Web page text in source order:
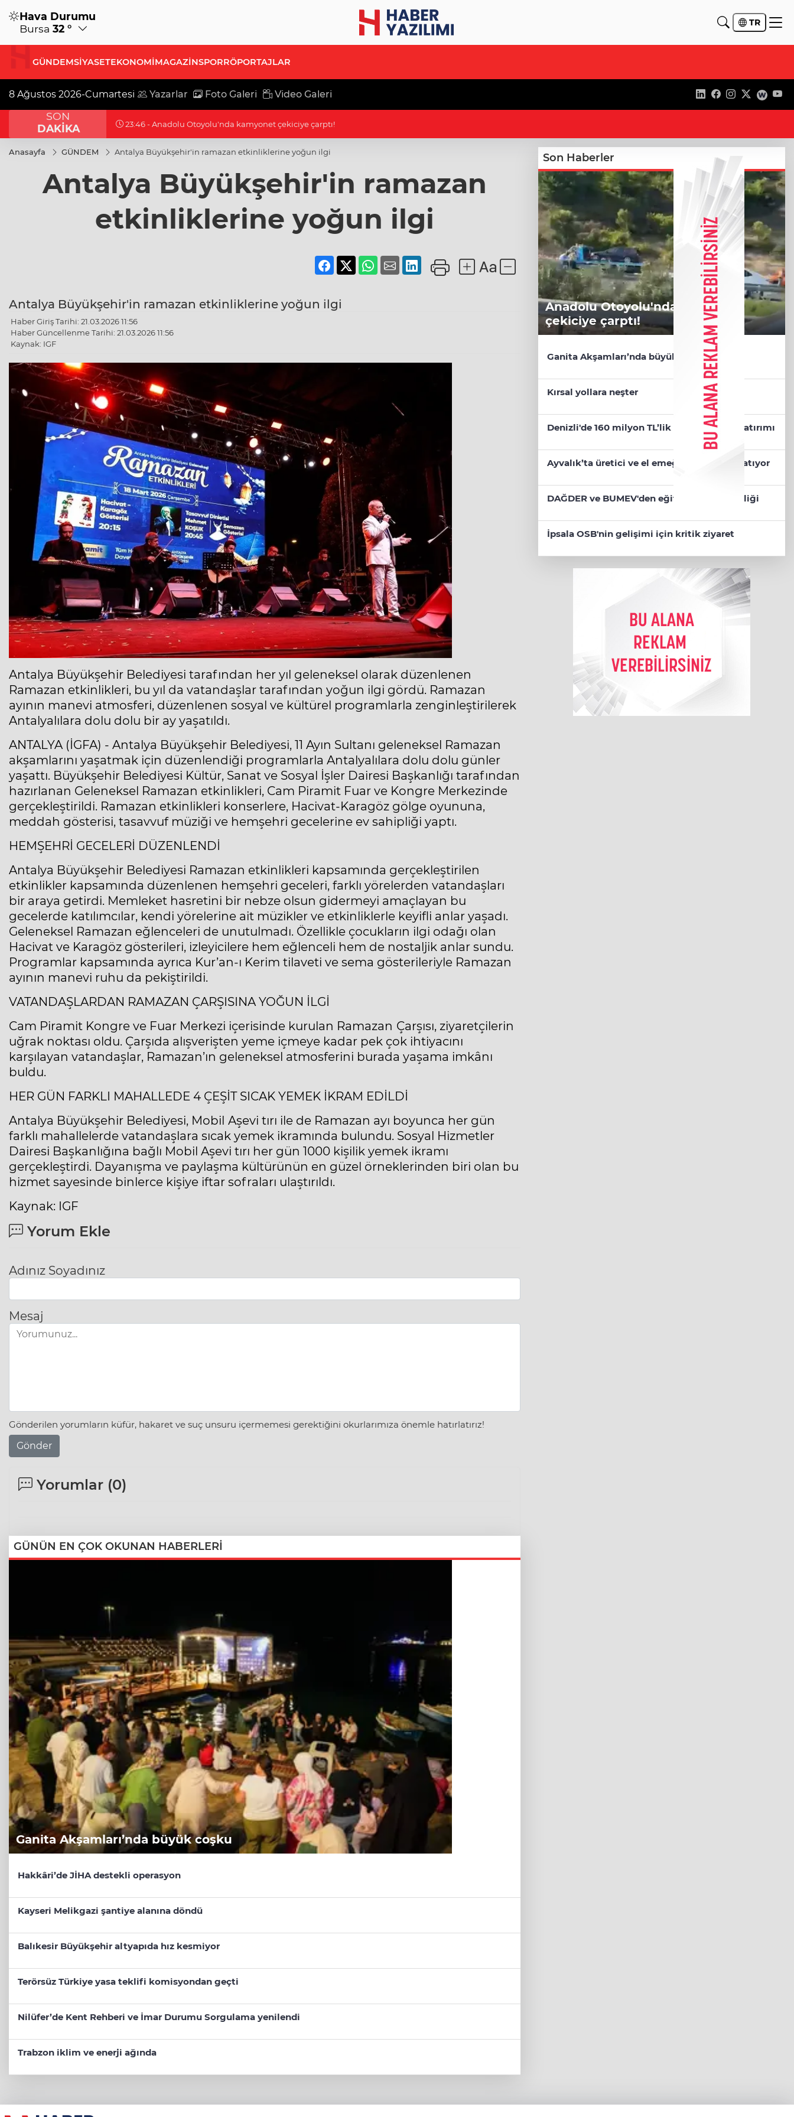
Hava Durumu
Bursa 32 ° TR
GÜNDEMSİYASETEKONOMİMAGAZİNSPORRÖPORTAJLAR
8 Ağustos 2026-Cumartesi Yazarlar Foto Galeri Video Galeri
SON
DAKİKA
19:07 - Ganita Akşamları’nda büyük coşku
Anasayfa GÜNDEM Antalya Büyükşehir'in ramazan etkinliklerine yoğun ilgi
Antalya Büyükşehir'in ramazan
etkinliklerine yoğun ilgi
Antalya Büyükşehir'in ramazan etkinliklerine yoğun ilgi
Haber Giriş Tarihi: 21.03.2026 11:56
Haber Güncellenme Tarihi: 21.03.2026 11:56
Kaynak: IGF
Antalya Büyükşehir Belediyesi tarafından her yıl geleneksel olarak düzenlenen
Ramazan etkinlikleri, bu yıl da vatandaşlar tarafından yoğun ilgi gördü. Ramazan
ayının manevi atmosferi, düzenlenen sosyal ve kültürel programlarla zenginleştirilerek
Antalyalılara dolu dolu bir ay yaşatıldı.
ANTALYA (İGFA) - Antalya Büyükşehir Belediyesi, 11 Ayın Sultanı geleneksel Ramazan
akşamlarını yaşatmak için düzenlendiği programlarla Antalyalılara dolu dolu günler
yaşattı. Büyükşehir Belediyesi Kültür, Sanat ve Sosyal İşler Dairesi Başkanlığı tarafından
hazırlanan Geleneksel Ramazan etkinlikleri, Cam Piramit Fuar ve Kongre Merkezinde
gerçekleştirildi. Ramazan etkinlikleri konserlere, Hacivat-Karagöz gölge oyununa,
meddah gösterisi, tasavvuf müziği ve hemşehri gecelerine ev sahipliği yaptı.
HEMŞEHRİ GECELERİ DÜZENLENDİ
Antalya Büyükşehir Belediyesi Ramazan etkinlikleri kapsamında gerçekleştirilen
etkinlikler kapsamında düzenlenen hemşehri geceleri, farklı yörelerden vatandaşları
bir araya getirdi. Memleket hasretini bir nebze olsun gidermeyi amaçlayan bu
gecelerde katılımcılar, kendi yörelerine ait müzikler ve etkinliklerle keyifli anlar yaşadı.
Geleneksel Ramazan eğlenceleri de unutulmadı. Özellikle çocukların ilgi odağı olan
Hacivat ve Karagöz gösterileri, izleyicilere hem eğlenceli hem de nostaljik anlar sundu.
Programlar kapsamında ayrıca Kur’an-ı Kerim tilaveti ve sema gösterileriyle Ramazan
ayının manevi ruhu da pekiştirildi.
VATANDAŞLARDAN RAMAZAN ÇARŞISINA YOĞUN İLGİ
Cam Piramit Kongre ve Fuar Merkezi içerisinde kurulan Ramazan Çarşısı, ziyaretçilerin
uğrak noktası oldu. Çarşıda alışverişten yeme içmeye kadar pek çok ihtiyacını
karşılayan vatandaşlar, Ramazan’ın geleneksel atmosferini burada yaşama imkânı
buldu.
HER GÜN FARKLI MAHALLEDE 4 ÇEŞİT SICAK YEMEK İKRAM EDİLDİ
Antalya Büyükşehir Belediyesi, Mobil Aşevi tırı ile de Ramazan ayı boyunca her gün
farklı mahallelerde vatandaşlara sıcak yemek ikramında bulundu. Sosyal Hizmetler
Dairesi Başkanlığına bağlı Mobil Aşevi tırı her gün 1000 kişilik yemek ikramı
gerçekleştirdi. Dayanışma ve paylaşma kültürünün en güzel örneklerinden biri olan bu
hizmet sayesinde binlerce kişiye iftar sofraları ulaştırıldı.
Kaynak: IGF
Yorum Ekle
Adınız Soyadınız
Mesaj
Gönderilen yorumların küfür, hakaret ve suç unsuru içermemesi gerektiğini okurlarımıza önemle hatırlatırız!
Gönder
Yorumlar (0)
GÜNÜN EN ÇOK OKUNAN HABERLERİ
Ganita Akşamları’nda büyük coşku
Hakkâri’de JİHA destekli operasyon
Kayseri Melikgazi şantiye alanına döndü
Balıkesir Büyükşehir altyapıda hız kesmiyor
Terörsüz Türkiye yasa teklifi komisyondan geçti
Nilüfer’de Kent Rehberi ve İmar Durumu Sorgulama yenilendi
Trabzon iklim ve enerji ağında
Son Haberler
Anadolu Otoyolu'nda kamyonet
çekiciye çarptı!
Ganita Akşamları’nda büyük coşku
Kırsal yollara neşter
Denizli'de 160 milyon TL’lik alt ve üstyapı yatırımı
Ayvalık’ta üretici ve el emeği pazarı renk katıyor
DAĞDER ve BUMEV'den eğitim için güç birliği
İpsala OSB'nin gelişimi için kritik ziyaret